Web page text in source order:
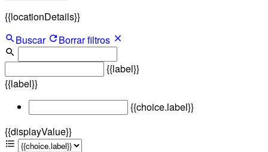
{{locationDetails}}
Buscar
Borrar filtros
{{label}}
{{label}}
{{choice.label}}
{{displayValue}}